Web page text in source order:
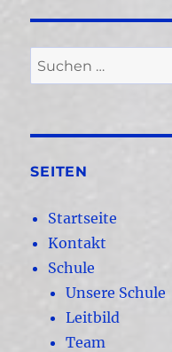
Suchen
nach:
SEITEN
Startseite
Kontakt
Schule
Unsere Schule
Leitbild
Team